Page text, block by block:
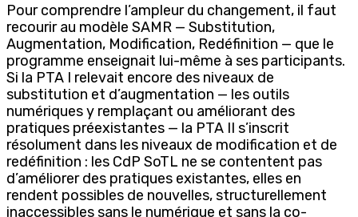
Pour comprendre l’ampleur du changement, il faut
recourir au modèle SAMR — Substitution,
Augmentation, Modification, Redéfinition — que le
programme enseignait lui-même à ses participants.
Si la PTA I relevait encore des niveaux de
substitution et d’augmentation — les outils
numériques y remplaçant ou améliorant des
pratiques préexistantes — la PTA II s’inscrit
résolument dans les niveaux de modification et de
redéfinition : les CdP SoTL ne se contentent pas
d’améliorer des pratiques existantes, elles en
rendent possibles de nouvelles, structurellement
inaccessibles sans le numérique et sans la co-